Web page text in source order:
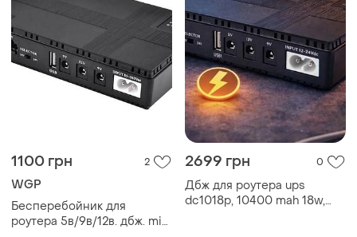
1100 грн 2
WGP
Бесперебойник для
роутера 5в/9в/12в. дбж. mini
2699 грн 0
Дбж для роутера ups
dc1018p, 10400 mah 18w,